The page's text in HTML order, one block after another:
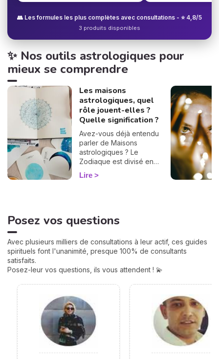
👥 Les formules les plus complètes avec consultations - ⭐ 4,8/5
3 produits disponibles
✨ Nos outils astrologiques pour
mieux se comprendre
Les maisons
astrologiques, quel
rôle jouent-elles ?
Quelle signification ?
Avez-vous déjà entendu
parler de Maisons
astrologiques ? Le
Zodiaque est divisé en
douze Maisons et chacune
correspond à une sphère
naissance, elles jouent un
rôle très important pour
personnalité et votre avenir.
Voici leurs significations !
Lire
Posez vos questions
Avec plusieurs milliers de consultations à leur actif, ces guides
spirituels font l'unanimité, presque 100% de consultants
satisfaits.
Posez-leur vos questions, ils vous attendent ! 💫